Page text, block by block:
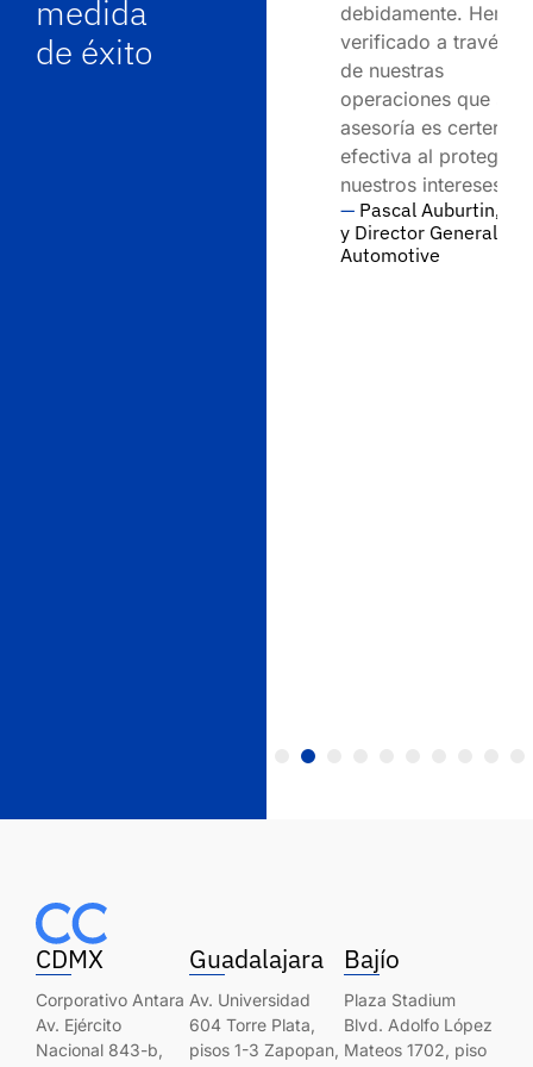
medida
de éxito
debidamente. Hemos
verificado a través
de nuestras
operaciones que su
asesoría es certera y
efectiva al proteger
nuestros intereses.
Pascal Auburtin, VP
y Director General, EFI
Automotive
CDMX
Corporativo Antara
Av. Ejército
Nacional 843-b,
Guadalajara
Av. Universidad
604 Torre Plata,
pisos 1-3 Zapopan,
Bajío
Plaza Stadium
Blvd. Adolfo López
Mateos 1702, piso